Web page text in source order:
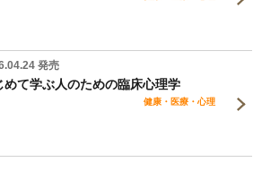
発売
めて学ぶ人のための臨床心理学
健康・医療・心理